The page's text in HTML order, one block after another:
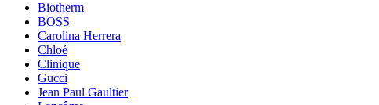
Biotherm
BOSS
Carolina Herrera
Chloé
Clinique
Gucci
Jean Paul Gaultier